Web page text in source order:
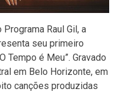
Raul Gil, a
seu primeiro
Tempo é Meu”. Gravado
em Belo Horizonte, em
canções produzidas